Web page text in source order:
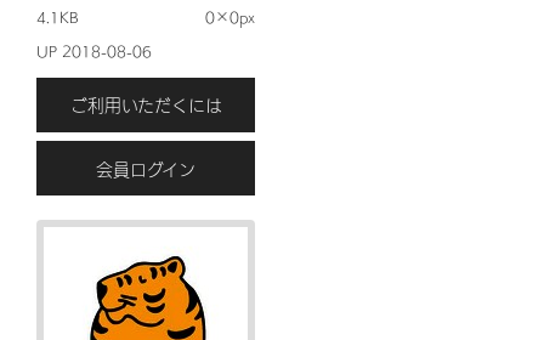
4.1KB
0×0px
UP 2018-08-06
ご利用いただくには
会員ログイン